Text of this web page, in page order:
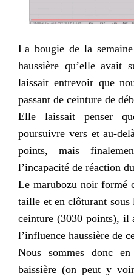
La bougie de la
haussière qu’elle avait
laissait entrevoir que
passant de ceinture de
Elle laissait penser
poursuivre vers et au-
points, mais
l’incapacité de réaction
Le marubozu noir formé
taille et en clôturant sous
ceinture (3030 points), il
l’influence haussière de
Nous sommes donc en
baissière (on peut y